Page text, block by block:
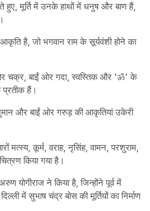
हुए, मूर्ति में उनके हाथों में धनुष और बाण हैं,
आकृति है, जो भगवान राम के सूर्यवंशी होने का
चक्र, बाईं ओर गदा, स्वस्तिक और 'ॐ' के
हैं।
और बाईं ओर गरुड़ की आकृतियां उकेरी
मत्स्य, कूर्म, वराह, नृसिंह, वामन, परशुराम,
किया गया है।
अरुण योगीराज ने किया है, जिन्होंने पूर्व में
में सुभाष चंद्र बोस की मूर्तियों का निर्माण